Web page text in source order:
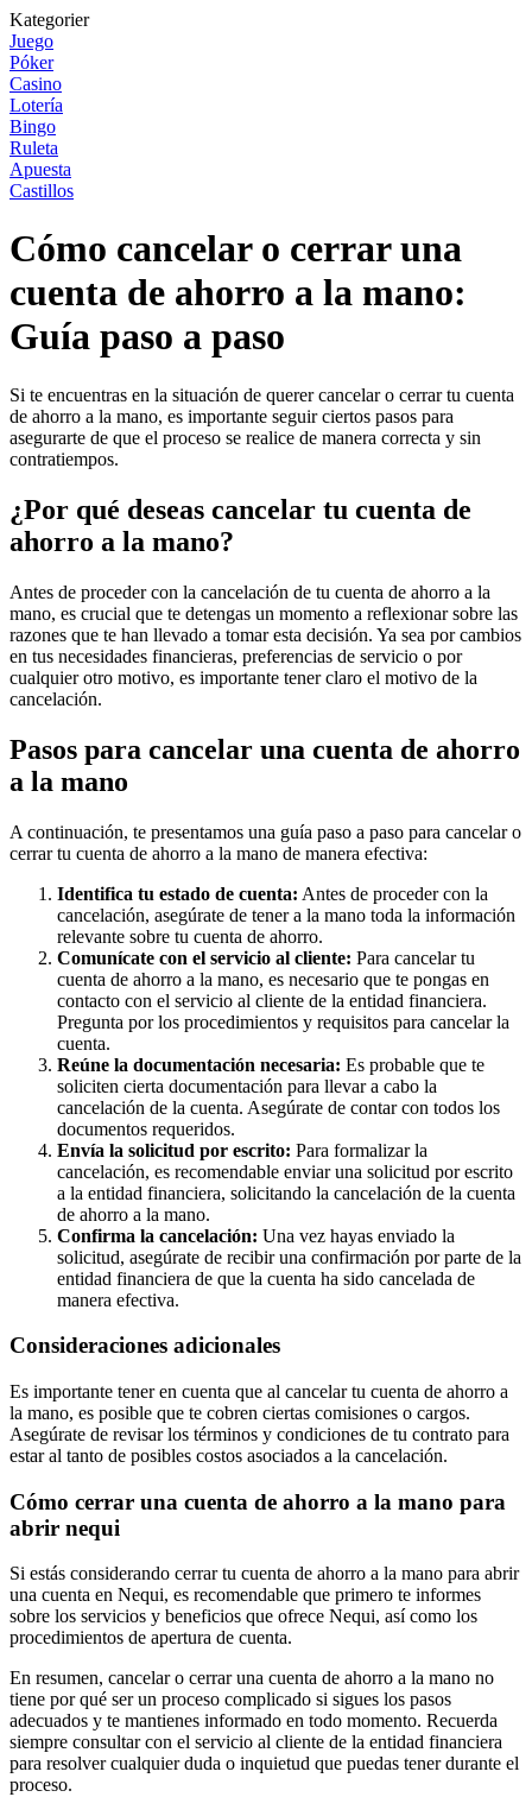
Kategorier
Juego
Póker
Casino
Lotería
Bingo
Ruleta
Apuesta
Castillos
Cómo cancelar o cerrar una
cuenta de ahorro a la mano:
Guía paso a paso
Si te encuentras en la situación de querer cancelar o cerrar tu cuenta
de ahorro a la mano, es importante seguir ciertos pasos para
asegurarte de que el proceso se realice de manera correcta y sin
contratiempos.
¿Por qué deseas cancelar tu cuenta de
ahorro a la mano?
Antes de proceder con la cancelación de tu cuenta de ahorro a la
mano, es crucial que te detengas un momento a reflexionar sobre las
razones que te han llevado a tomar esta decisión. Ya sea por cambios
en tus necesidades financieras, preferencias de servicio o por
cualquier otro motivo, es importante tener claro el motivo de la
cancelación.
Pasos para cancelar una cuenta de ahorro
a la mano
A continuación, te presentamos una guía paso a paso para cancelar o
cerrar tu cuenta de ahorro a la mano de manera efectiva:
Identifica tu estado de cuenta: Antes de proceder con la
cancelación, asegúrate de tener a la mano toda la información
relevante sobre tu cuenta de ahorro.
Comunícate con el servicio al cliente: Para cancelar tu
cuenta de ahorro a la mano, es necesario que te pongas en
contacto con el servicio al cliente de la entidad financiera.
Pregunta por los procedimientos y requisitos para cancelar la
cuenta.
Reúne la documentación necesaria: Es probable que te
soliciten cierta documentación para llevar a cabo la
cancelación de la cuenta. Asegúrate de contar con todos los
documentos requeridos.
Envía la solicitud por escrito: Para formalizar la
cancelación, es recomendable enviar una solicitud por escrito
a la entidad financiera, solicitando la cancelación de la cuenta
de ahorro a la mano.
Confirma la cancelación: Una vez hayas enviado la
solicitud, asegúrate de recibir una confirmación por parte de la
entidad financiera de que la cuenta ha sido cancelada de
manera efectiva.
Consideraciones adicionales
Es importante tener en cuenta que al cancelar tu cuenta de ahorro a
la mano, es posible que te cobren ciertas comisiones o cargos.
Asegúrate de revisar los términos y condiciones de tu contrato para
estar al tanto de posibles costos asociados a la cancelación.
Cómo cerrar una cuenta de ahorro a la mano para
abrir nequi
Si estás considerando cerrar tu cuenta de ahorro a la mano para abrir
una cuenta en Nequi, es recomendable que primero te informes
sobre los servicios y beneficios que ofrece Nequi, así como los
procedimientos de apertura de cuenta.
En resumen, cancelar o cerrar una cuenta de ahorro a la mano no
tiene por qué ser un proceso complicado si sigues los pasos
adecuados y te mantienes informado en todo momento. Recuerda
siempre consultar con el servicio al cliente de la entidad financiera
para resolver cualquier duda o inquietud que puedas tener durante el
proceso.